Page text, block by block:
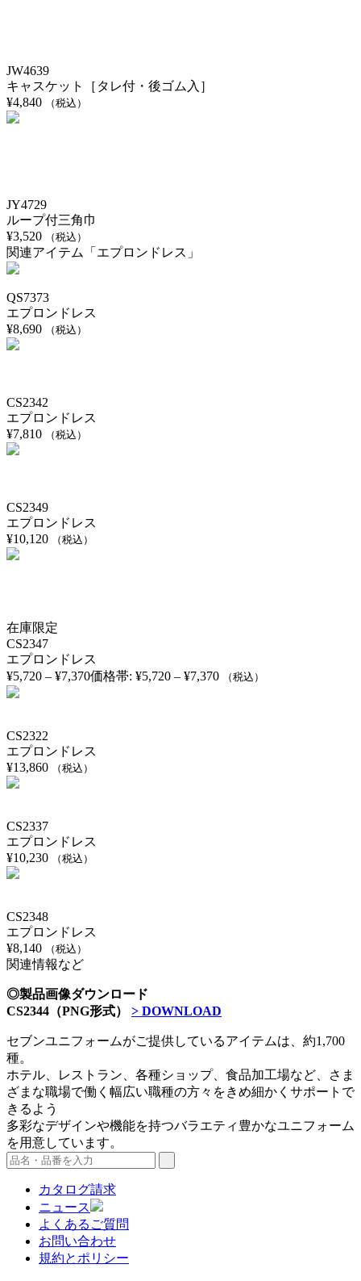
JW4639
キャスケット［タレ付・後ゴム入］
¥4,840 （税込）
JY4729
ループ付三角巾
¥3,520 （税込）
関連アイテム「エプロンドレス」
QS7373
エプロンドレス
¥8,690 （税込）
CS2342
エプロンドレス
¥7,810 （税込）
CS2349
エプロンドレス
¥10,120 （税込）
在庫限定
CS2347
エプロンドレス
¥5,720 – ¥7,370価格帯: ¥5,720 – ¥7,370 （税込）
CS2322
エプロンドレス
¥13,860 （税込）
CS2337
エプロンドレス
¥10,230 （税込）
CS2348
エプロンドレス
¥8,140 （税込）
関連情報など
◎製品画像ダウンロード
CS2344（PNG形式） > DOWNLOAD
セブンユニフォームがご提供しているアイテムは、約1,700
種。
ホテル、レストラン、各種ショップ、食品加工場など、さま
ざまな職場で働く幅広い職種の方々をきめ細かくサポートで
きるよう
多彩なデザインや機能を持つバラエティ豊かなユニフォーム
を用意しています。
カタログ請求
ニュース
よくあるご質問
お問い合わせ
規約とポリシー